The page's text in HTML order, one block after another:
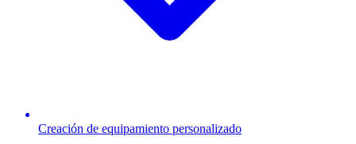
Creación de equipamiento personalizado